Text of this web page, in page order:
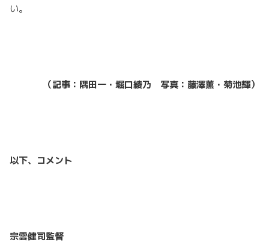
い。
（記事：隅田一・堀口綾乃 写真：藤澤薫・菊池輝）
以下、コメント
宗雲健司監督